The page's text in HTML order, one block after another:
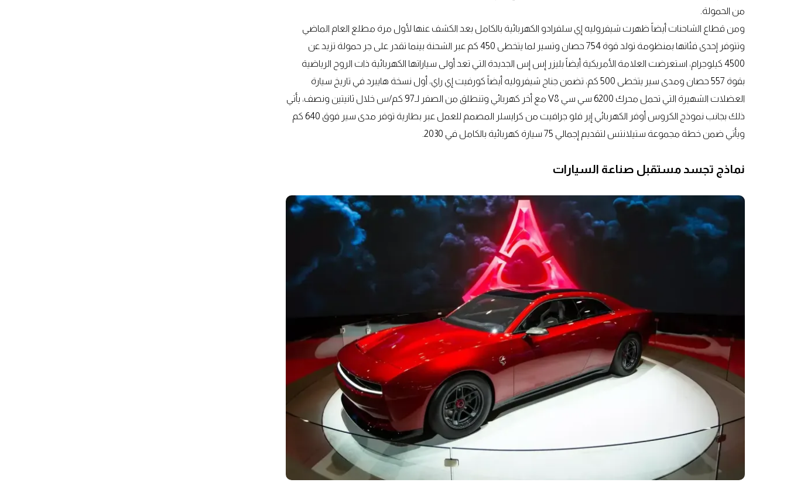
من الحمولة.
ومن قطاع الشاحنات أيضاً ظهرت شيفروليه إي سلفرادو الكهربائية بالكامل بعد الكشف عنها لأول مرة مطلع العام الماضي
وتتوفر إحدى فئاتها بمنظومة تولد قوة 754 حصان وتسير لما يتخطى 450 كم عبر الشحنة بينما تقدر على جر حمولة تزيد عن
4500 كيلوجرام، استعرضت العلامة الأمريكية أيضاً بليزر إس إس الجديدة التي تعد أولى سياراتها الكهربائية ذات الروح الرياضية
بقوة 557 حصان ومدى سير يتخطى 500 كم، تضمن جناح شيفروليه أيضاً كورفيت إي راي، أول نسخة هايبرد في تاريخ سيارة
العضلات الشهيرة التي تحمل محرك 6200 سي سي V8 مع أخر كهربائي وتنطلق من الصفر لـ97 كم/س خلال ثانيتين ونصف، يأتي
ذلك بجانب نموذج الكروس أوفر الكهربائي إير فلو جرافيت من كرايسلر المصمم للعمل عبر بطارية توفر مدى سير فوق 640 كم
ويأتي ضمن خطة مجموعة ستيلانتس لتقديم إجمالي 75 سيارة كهربائية بالكامل في 2030.
نماذج تجسد مستقبل صناعة السيارات